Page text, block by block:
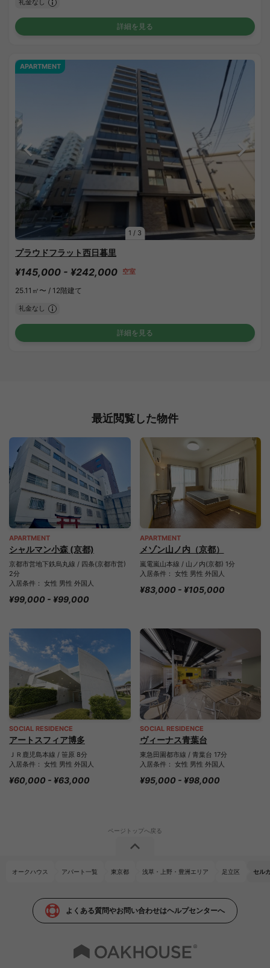
礼金なし
詳細を見る
1 / 3
APARTMENT
プラウドフラット西日暮里
¥145,000 - ¥242,000 空室
25.11㎡〜 / 12階建て
礼金なし
詳細を見る
最近閲覧した物件
APARTMENT
シャルマン小森 (京都)
京都市営地下鉄烏丸線 / 四条(京都市営)
2分
入居条件： 女性 男性 外国人
¥99,000 - ¥99,000
APARTMENT
メゾン山ノ内（京都）
嵐電嵐山本線 / 山ノ内(京都) 1分
入居条件： 女性 男性 外国人
¥83,000 - ¥105,000
SOCIAL RESIDENCE
アートスフィア博多
ＪＲ鹿児島本線 / 笹原 8分
入居条件： 女性 男性 外国人
¥60,000 - ¥63,000
SOCIAL RESIDENCE
ヴィーナス青葉台
東急田園都市線 / 青葉台 17分
入居条件： 女性 男性 外国人
¥95,000 - ¥98,000
オークハウス アパート一覧 東京都 浅草・上野・豊洲エリア 足立区 セル
よくある質問やお問い合わせはヘルプセンターへ